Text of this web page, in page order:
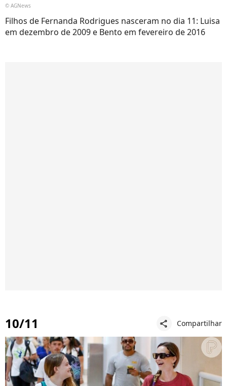
© AGNews
Filhos de Fernanda Rodrigues nasceram no dia 11: Luisa
em dezembro de 2009 e Bento em fevereiro de 2016
10/11 share Compartilhar